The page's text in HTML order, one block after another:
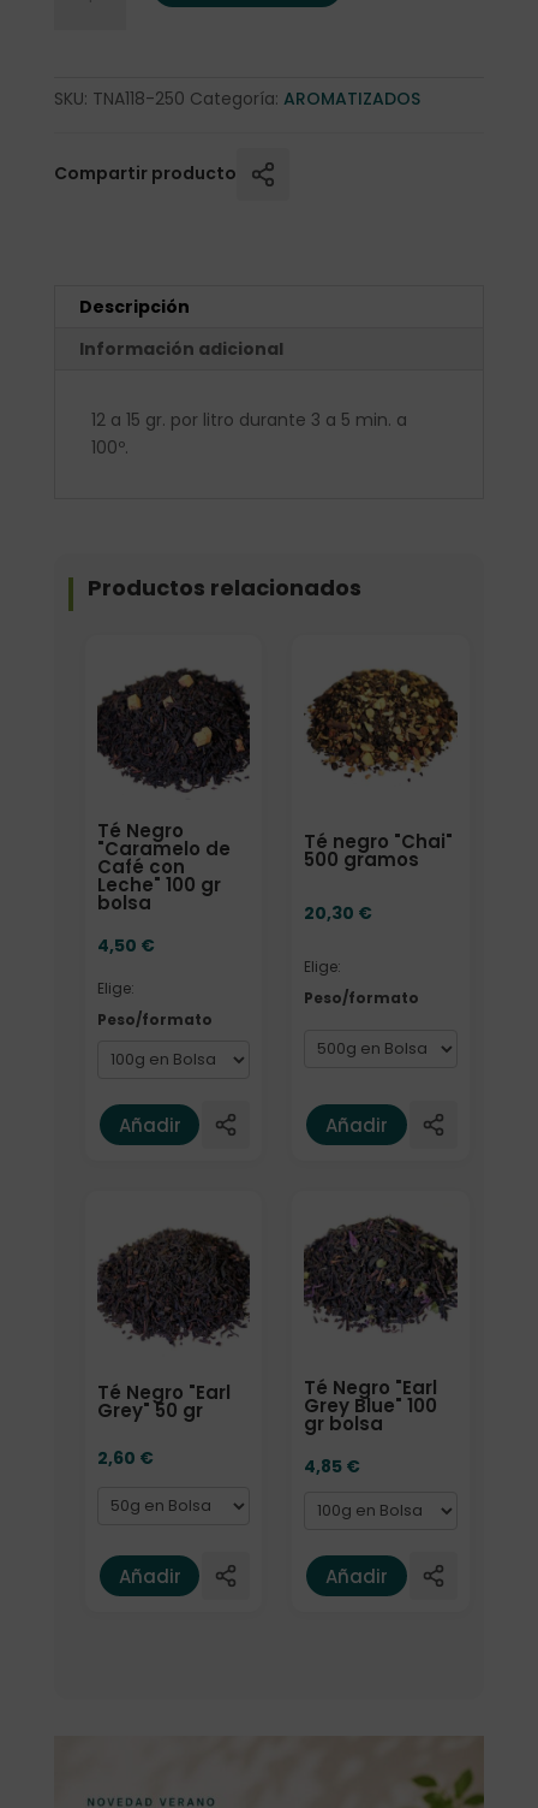
SKU: TNA118-250 Categoría: AROMATIZADOS
Compartir producto
Descripción
Información adicional
12 a 15 gr. por litro durante 3 a 5 min. a
100º.
Productos relacionados
Té Negro
"Caramelo de
Café con
Leche" 100 gr
bolsa
4,50 €
Elige:
Peso/formato
Añadir
Té negro "Chai"
500 gramos
20,30 €
Elige:
Peso/formato
Añadir
Té Negro "Earl
Grey" 50 gr
2,60 €
Añadir
Té Negro "Earl
Grey Blue" 100
gr bolsa
4,85 €
Formato
Añadir